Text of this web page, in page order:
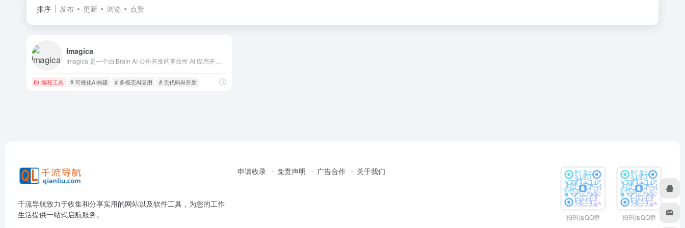
排序 发布 更新 浏览 点赞
Imagica
编程工具 # 可视化AI构建 # 多模态AI应用 # 无代码AI开发
千流导航致力于收集和分享实用的网站以及软件工具，为您的工作
生活提供一站式启航服务。
申请收录 免责声明 广告合作 关于我们
扫码加QQ群 扫码加QQ群